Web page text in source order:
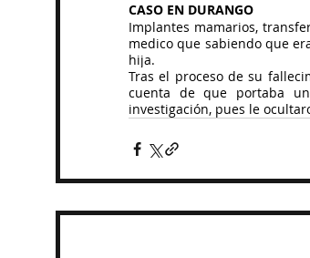
CASO EN DURANGO
Implantes mamarios,
medico que sabiendo que
hija.
Tras el proceso de su
cuenta de que portaba
investigación, pues le